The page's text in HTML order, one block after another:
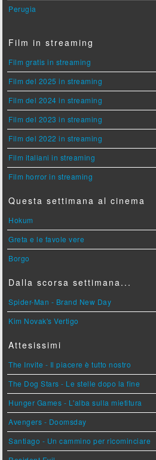
Perugia
Film in streaming
Film gratis in streaming
Film del 2025 in streaming
Film del 2024 in streaming
Film del 2023 in streaming
Film del 2022 in streaming
Film italiani in streaming
Film horror in streaming
Questa settimana al cinema
Hokum
Greta e le favole vere
Borgo
Dalla scorsa settimana...
Spider-Man - Brand New Day
Kim Novak's Vertigo
Attesissimi
The Invite - Il piacere è tutto nostro
The Dog Stars - Le stelle dopo la fine
Hunger Games - L'alba sulla mietitura
Avengers - Doomsday
Santiago - Un cammino per ricominciare